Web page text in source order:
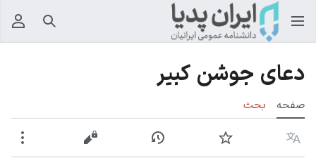
جستجو
دعای جوشن کبیر
صفحه بحث
زبان پیگیری نمایش تاریخچهنمایش مبدأ